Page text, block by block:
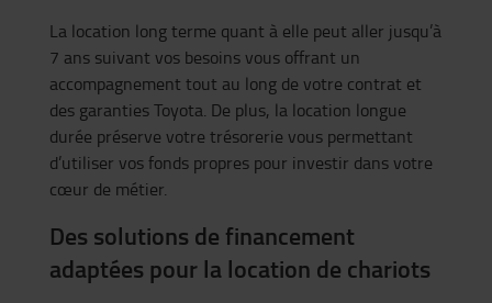
La location long terme quant à elle peut aller jusqu’à
7 ans suivant vos besoins vous offrant un
accompagnement tout au long de votre contrat et
des garanties Toyota. De plus, la location longue
durée préserve votre trésorerie vous permettant
d’utiliser vos fonds propres pour investir dans votre
cœur de métier.
Des solutions de financement
adaptées pour la location de chariots